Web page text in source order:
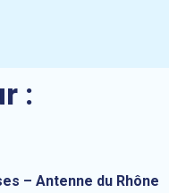
:
– Antenne du Rhône